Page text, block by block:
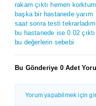
rakam çıktı hemen korktum
başka bir hastanede yarım
saat sonra testi tekrarladım
bu hastanede ise 0.02 çıktı
bu değerlerin sebebi
Bu Gönderiye 0 Adet
Yorum yapabilmek için